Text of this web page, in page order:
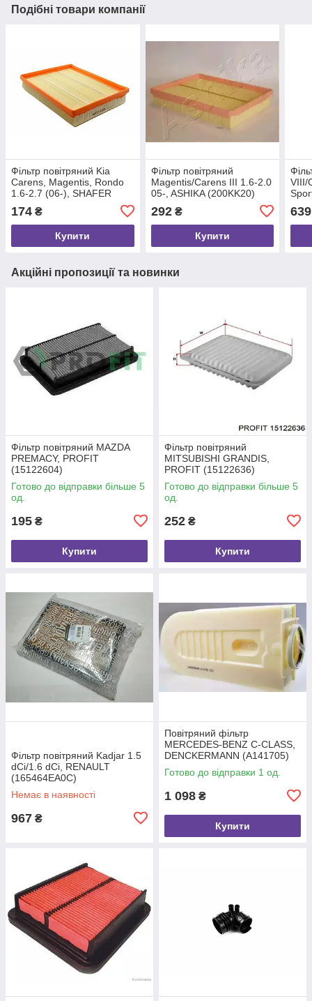
Подібні товари компанії
Фільтр повітряний Kia
Carens, Magentis, Rondo
1.6-2.7 (06-), SHAFER
174 ₴
Купити
Фільтр повітряний
Magentis/Carens III 1.6-2.0
05-, ASHIKA (200KK20)
292₴
Купити
VIII/
639
Акційні пропозиції та новинки
Фільтр повітряний MAZDA
PREMACY, PROFIT
(15122604)
Готово до відправки більше 5
од.
195 ₴
Купити
Фільтр повітряний
MITSUBISHI GRANDIS,
PROFIT (15122636)
Готово до відправки більше 5
од.
252 ₴
Купити
Фільтр повітряний Kadjar 1.5
dCi/1.6 dCi, RENAULT
(165464EA0C)
Немає в наявності
967 ₴
Повітряний фільтр
MERCEDES-BENZ C-CLASS,
DENCKERMANN (A141705)
Готово до відправки 1 од.
1 098 ₴
Купити